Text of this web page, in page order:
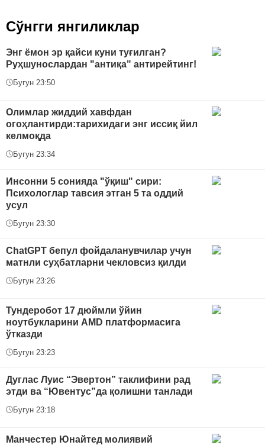
Сўнгги янгиликлар
Энг ёмон эр қайси куни туғилган?
Руҳшунослардан "антиқа" антирейтинг!
Бугун 23:50
Oлимлар жиддий хавфдан
огоҳлантирди:тарихидаги энг иссиқ йил
келмоқда
Бугун 23:34
Инсонни 5 сонияда "ўқиш" сири:
Психологлар тавсия этган 5 та оддий
усул
Бугун 23:30
ChatGPT бепул фойдаланувчилар учун
матнли суҳбатларни чекловсиз қилди
Бугун 23:26
Тундеробот 17 дюймли ўйин
ноутбукларини AMD платформасига
ўтказди
Бугун 23:23
Дуглас Луис “Эвертон” таклифини рад
этди ва “Ювентус”да қолишни танлади
Бугун 23:18
Манчестер Юнайтед молиявий